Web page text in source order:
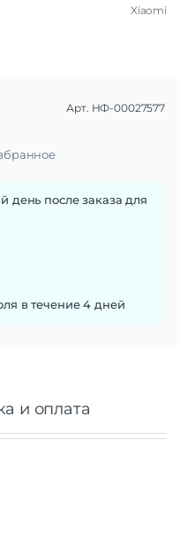
Xiaomi
Арт. НФ-00027577
день после заказа для
в течение 4 дней
и оплата